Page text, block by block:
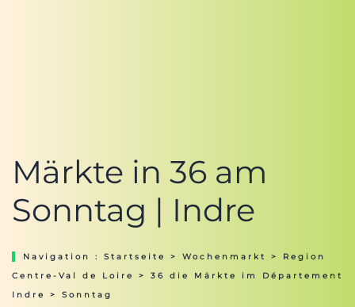
Märkte in 36 am
Sonntag | Indre
Navigation : Startseite > Wochenmarkt > Region
Centre-Val de Loire
> 36 die Märkte im Département
Indre
> Sonntag